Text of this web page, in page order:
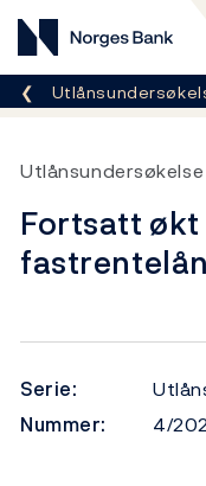
Norges Bank
Her er du nå:
Utlånsundersøkelse
Fortsatt
fastrentelån
Serie:
Nummer:
4/